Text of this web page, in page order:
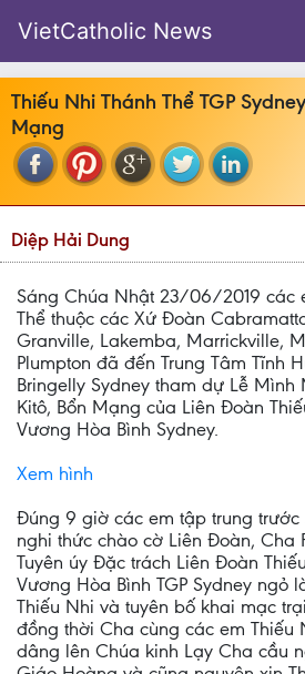
VietCatholic News
Thiếu Nhi Thánh Thể TGP
Mạng
Diệp Hải Dung
Sáng Chúa Nhật 23/06/2019 các
Thể thuộc các Xứ Đoàn
Granville, Lakemba, Marrickville,
Plumpton đã đến Trung Tâm Tĩnh
Bringelly Sydney tham dự Lễ Mình
Kitô, Bổn Mạng của Liên Đoàn
Vương Hòa Bình Sydney.
Xem hình
Đúng 9 giờ các em tập trung trước
nghi thức chào cờ Liên Đoàn, Cha
Tuyên úy Đặc trách Liên Đoàn
Vương Hòa Bình TGP Sydney ngỏ
Thiếu Nhi và tuyên bố khai mạc
đồng thời Cha cùng các em Thiếu
dâng lên Chúa kinh Lạy Cha cầu